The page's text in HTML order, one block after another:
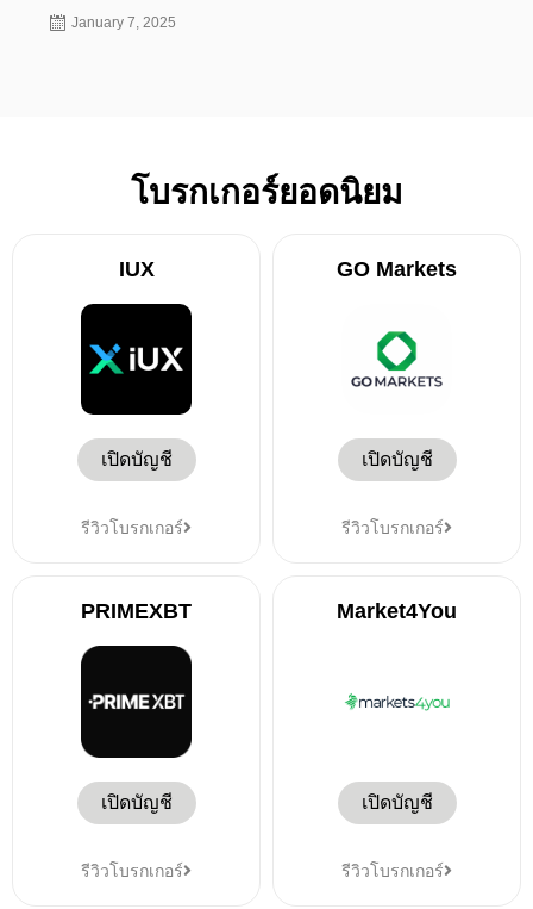
January 7, 2025
โบรกเกอร์ยอดนิยม
IUX
เปิดบัญชี
รีวิวโบรกเกอร์
GO Markets
เปิดบัญชี
รีวิวโบรกเกอร์
PRIMEXBT
เปิดบัญชี
รีวิวโบรกเกอร์
Market4You
เปิดบัญชี
รีวิวโบรกเกอร์